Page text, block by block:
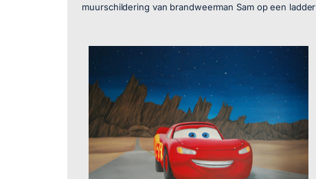
muurschildering van brandweerman Sam op een ladder